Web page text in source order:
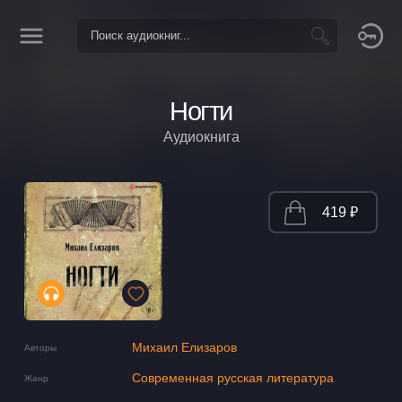
Ногти
Аудиокнига
Авторы Михаил Елизаров
Жанр Современная русская литература
419 ₽